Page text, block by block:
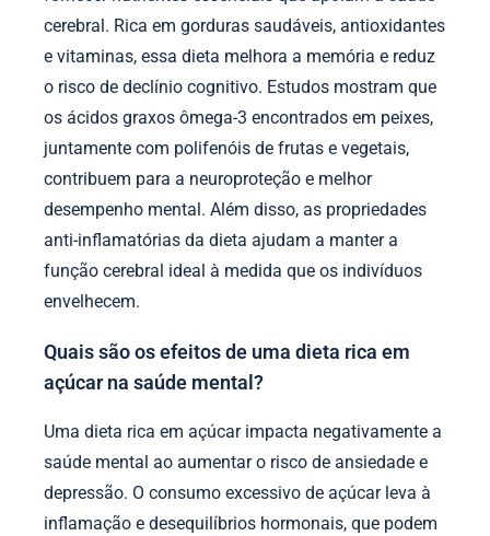
cerebral. Rica em gorduras saudáveis, antioxidantes
e vitaminas, essa dieta melhora a memória e reduz
o risco de declínio cognitivo. Estudos mostram que
os ácidos graxos ômega-3 encontrados em peixes,
juntamente com polifenóis de frutas e vegetais,
contribuem para a neuroproteção e melhor
desempenho mental. Além disso, as propriedades
anti-inflamatórias da dieta ajudam a manter a
função cerebral ideal à medida que os indivíduos
envelhecem.
Quais são os efeitos de uma dieta rica em
açúcar na saúde mental?
Uma dieta rica em açúcar impacta negativamente a
saúde mental ao aumentar o risco de ansiedade e
depressão. O consumo excessivo de açúcar leva à
inflamação e desequilíbrios hormonais, que podem